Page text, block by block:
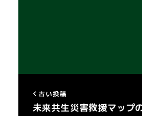
古い投稿
未来共生災害救援マップ